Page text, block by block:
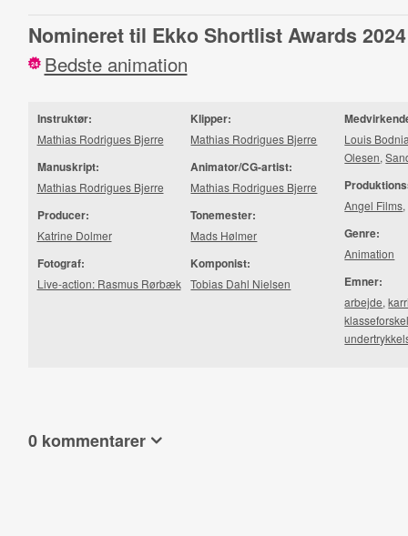
Nomineret til Ekko Shortlist Awards 2024
24 Bedste animation
Instruktør:
Mathias Rodrigues Bjerre
Manuskript:
Mathias Rodrigues Bjerre
Producer:
Katrine Dolmer
Fotograf:
Live-action: Rasmus Rørbæk
Klipper:
Mathias Rodrigues Bjerre
Animator/CG-artist:
Mathias Rodrigues Bjerre
Tonemester:
Mads Hølmer
Komponist:
Tobias Dahl Nielsen
Louis
Olesen,
Angel Films,
Genre:
Animation
Emner:
arbejde,
0 kommentarer